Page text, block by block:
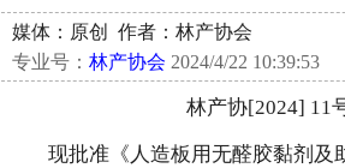
媒体：原创 作者：林产协会
专业号： 林产协会 2024/4/22 10:39:53
林产协[2024] 11
现批准《人造板用无醛胶黏剂及